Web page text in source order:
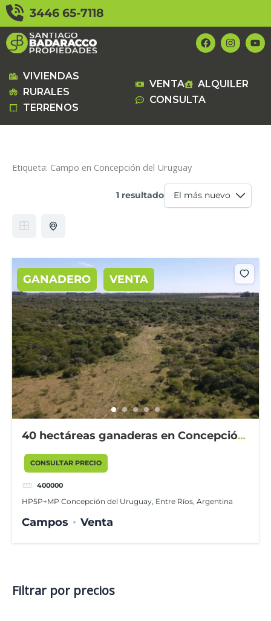
contenido
3446 65-7118
F
a
c
o
k
I
n
s
g
Y
o
u
VIVIENDAS
RURALES
TERRENOS
VENTA
ALQUILER
CONSULTA
Etiqueta: Campo en Concepción del Uruguay
1 resultado
GANADERO VENTA
40 hectáreas ganaderas en Concepción
del Uruguay
CONSULTAR PRECIO
400000
HP5P+MP Concepción del Uruguay, Entre Ríos, Argentina
Campos Venta
Filtrar por precios